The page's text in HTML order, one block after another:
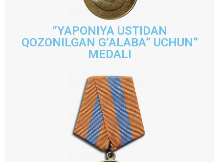
“YAPONIYA USTIDAN
QOZONILGAN G‘ALABA” UCHUN”
MEDALI